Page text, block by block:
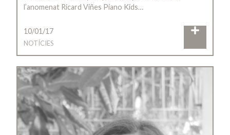
l’anomenat Ricard Viñes Piano Kids…
10/01/17
NOTÍCIES